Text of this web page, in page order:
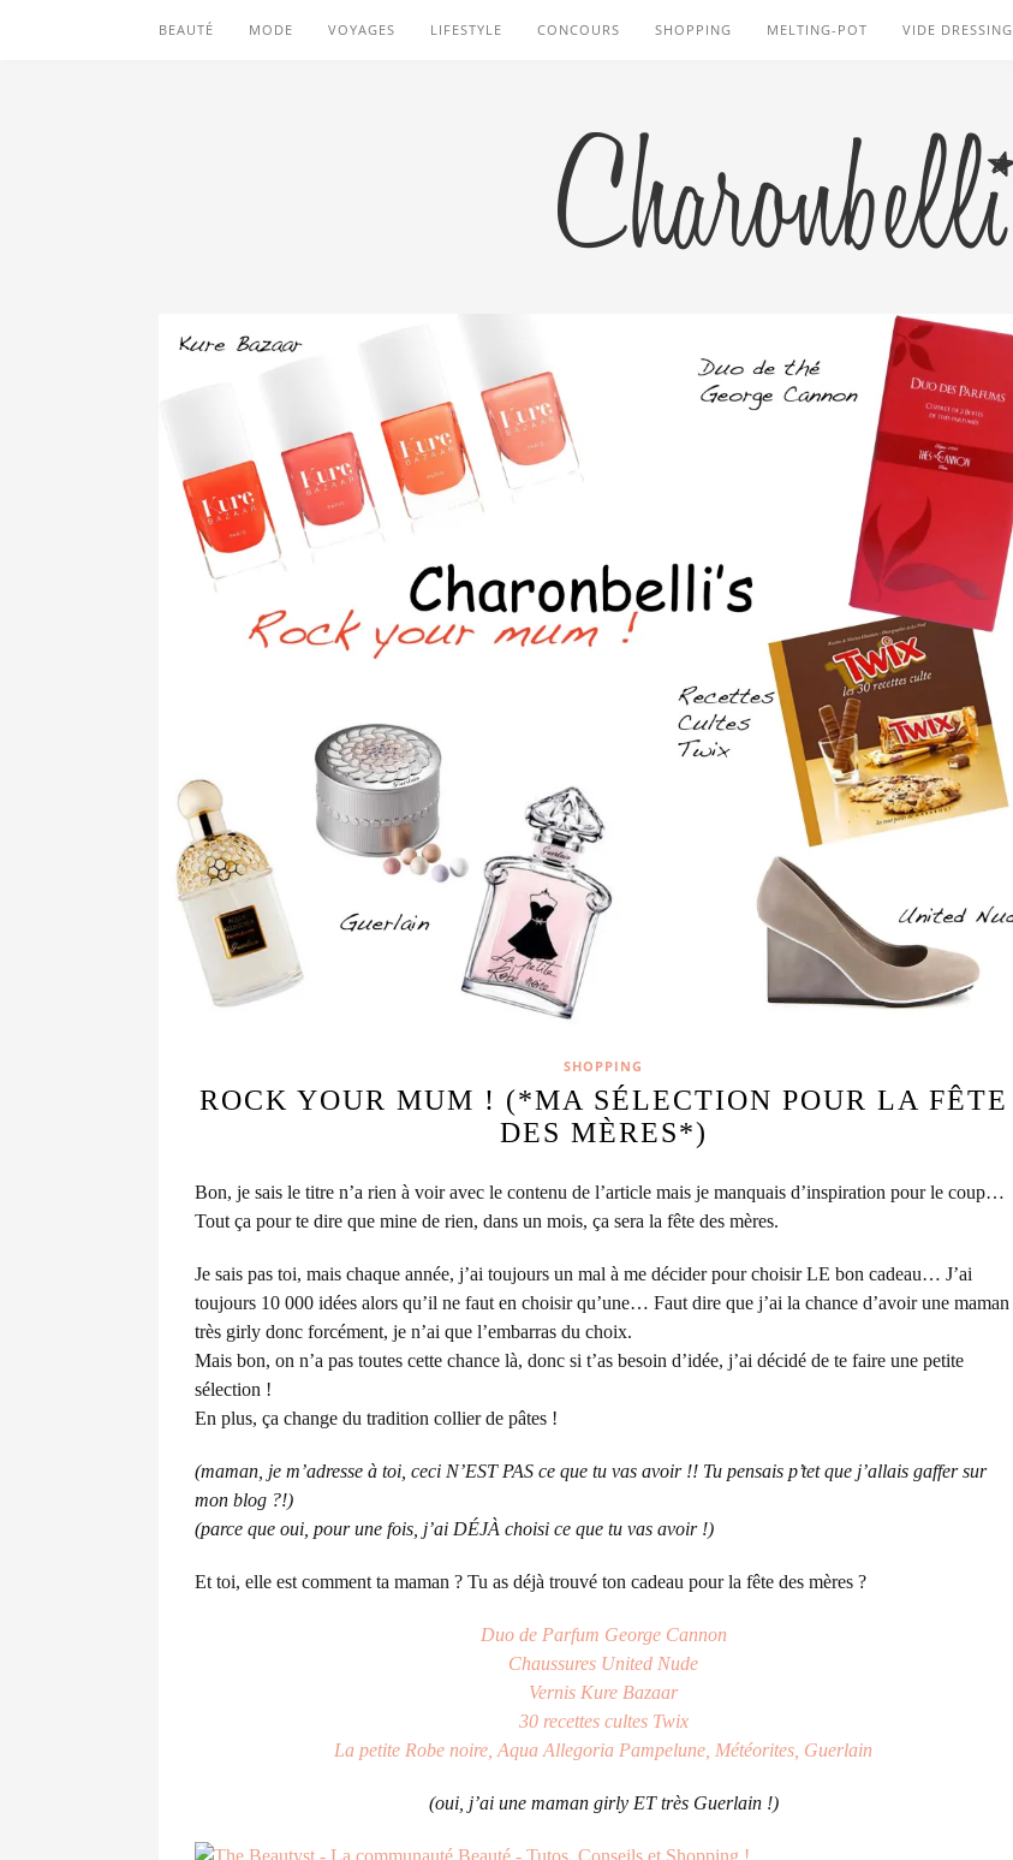
BEAUTÉ MODE VOYAGES LIFESTYLE CONCOURS SHOPPING MELTING-POT VIDE DRESSING
SHOPPING
ROCK YOUR MUM ! (*MA SÉLECTION POUR LA FÊTE
DES MÈRES*)
Bon, je sais le titre n’a rien à voir avec le contenu de l’article mais je manquais d’inspiration pour le coup…
Tout ça pour te dire que mine de rien, dans un mois, ça sera la fête des mères.
Je sais pas toi, mais chaque année, j’ai toujours un mal à me décider pour choisir LE bon cadeau… J’ai
toujours 10 000 idées alors qu’il ne faut en choisir qu’une… Faut dire que j’ai la chance d’avoir une maman
très girly donc forcément, je n’ai que l’embarras du choix.
Mais bon, on n’a pas toutes cette chance là, donc si t’as besoin d’idée, j’ai décidé de te faire une petite
sélection !
En plus, ça change du tradition collier de pâtes !
(maman, je m’adresse à toi, ceci N’EST PAS ce que tu vas avoir !! Tu pensais p’tet que j’allais gaffer sur
mon blog ?!)
(parce que oui, pour une fois, j’ai DÉJÀ choisi ce que tu vas avoir !)
Et toi, elle est comment ta maman ? Tu as déjà trouvé ton cadeau pour la fête des mères ?
Duo de Parfum George Cannon
Chaussures United Nude
Vernis Kure Bazaar
30 recettes cultes Twix
La petite Robe noire, Aqua Allegoria Pampelune, Météorites, Guerlain
(oui, j’ai une maman girly ET très Guerlain !)